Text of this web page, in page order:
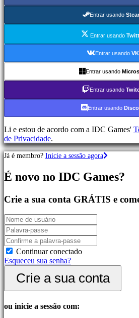
de
Jogos
Jogos
Jogos
Desporto
de
Jogos
corridas
Jogos
casuais
Jogos
Jogos
simulação
de
puzzle
Jogos
de
luta
Demos
Entrar usando
Entrar usando
Entrar usando VK
Entrar usando
Entrar usando
Entrar usando
Li e estou de acordo com a IDC Games'
de Privacidade.
Já é membro? Inicie a sessão agora
É novo no IDC Games?
Crie a sua conta GRÁTIS e
Continuar conectado
Esqueceu sua senha?
Crie a sua conta
ou inicie a sessão com: